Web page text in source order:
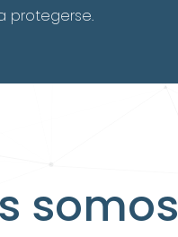
protegerse.
somos